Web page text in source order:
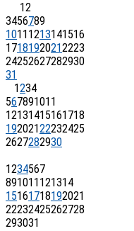
12
3456789
1011 1213141516
17181920212223
24252627282930
31
1234
567891011
12131415161718
19202122232425
2627282930
1234567
891011 121314
15161718192021
22232425262728
293031